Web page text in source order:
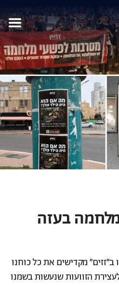
בעזה
מקדישים את כל כוחנו
הזוועות שנעשות בשמנו